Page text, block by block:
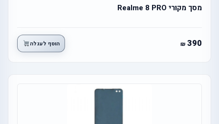
מסך מקורי Realme 8 PRO
390 הוסף לעגלה